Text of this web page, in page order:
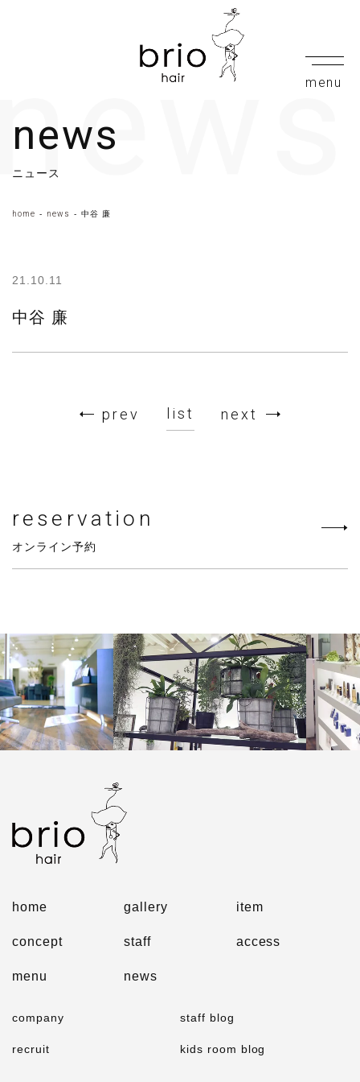
news
ニュース
home news 中谷 廉
21.10.11
中谷 廉
prev list next
reservation
オンライン予約
home gallery item
concept staff access
menu news
company staff blog
recruit kids room blog